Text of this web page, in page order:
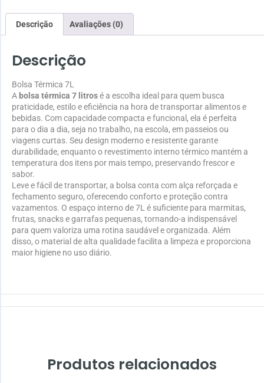
Descrição Avaliações (0)
Descrição
Bolsa Térmica 7L
A bolsa térmica 7 litrosé a escolha ideal para quem busca
praticidade, estilo e eficiência na hora de transportar alimentos e
bebidas. Com capacidade compacta e funcional, ela é perfeita
para o dia a dia, seja no trabalho, na escola, em passeios ou
viagens curtas. Seu design moderno e resistente garante
durabilidade, enquanto o revestimento interno térmico mantém a
temperatura dos itens por mais tempo, preservando frescor e
sabor.
Leve e fácil de transportar, a bolsa conta com alça reforçada e
fechamento seguro, oferecendo conforto e proteção contra
vazamentos. O espaço interno de 7L é suficiente para marmitas,
frutas, snacks e garrafas pequenas, tornando-a indispensável
para quem valoriza uma rotina saudável e organizada. Além
disso, o material de alta qualidade facilita a limpeza e proporciona
maior higiene no uso diário.
Produtos relacionados